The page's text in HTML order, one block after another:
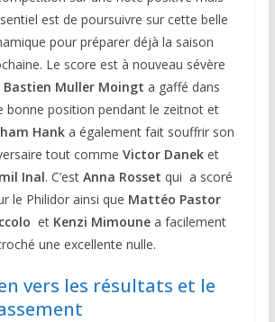
est de poursuivre sur cette belle
pour préparer déjà la saison
Le score est à nouveau sévère
Bastien Muller Moingt a gaffé dans
bonne position pendant le zeitnot et
Hanka également fait souffrir son
tout comme Victor Danek et
Inal. C’est Anna Rosset qui a scoré
le Philidor ainsi que Mattéo Pastor
etKenzi Mimounea facilement
une excellente nulle.
vers les résultats et le